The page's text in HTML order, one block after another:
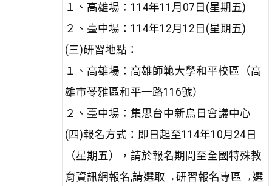
１、高雄場：114年11月07日(星期五)
２、臺中場：114年12月12日(星期五)
(三)研習地點：
１、高雄場：高雄師範大學和平校區（高
雄市苓雅區和平一路116號）
２、臺中場：集思台中新烏日會議中心
(四)報名方式：即日起至114年10月24日
（星期五），請於報名期間至全國特殊教
育資訊網報名,請選取→研習報名專區→選